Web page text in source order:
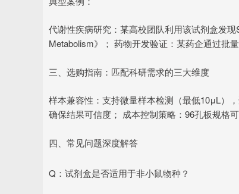
代谢性疾病研究：某高校团队利用该试剂盒发
Metabolism》； 药物开发验证：某药企通过批
三、选购指南：匹配科研需求的三大维度
样本兼容性：支持微量样本检测（最低10μL）
确保结果可信度； 成本控制策略：96孔板规格
四、常见问题深度解答
Q：试剂盒是否适用于非小鼠物种？